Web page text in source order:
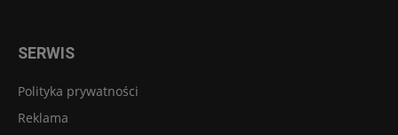
SERWIS
Polityka prywatności
Reklama